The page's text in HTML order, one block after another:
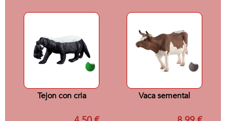
Tejon con cria Vaca semental